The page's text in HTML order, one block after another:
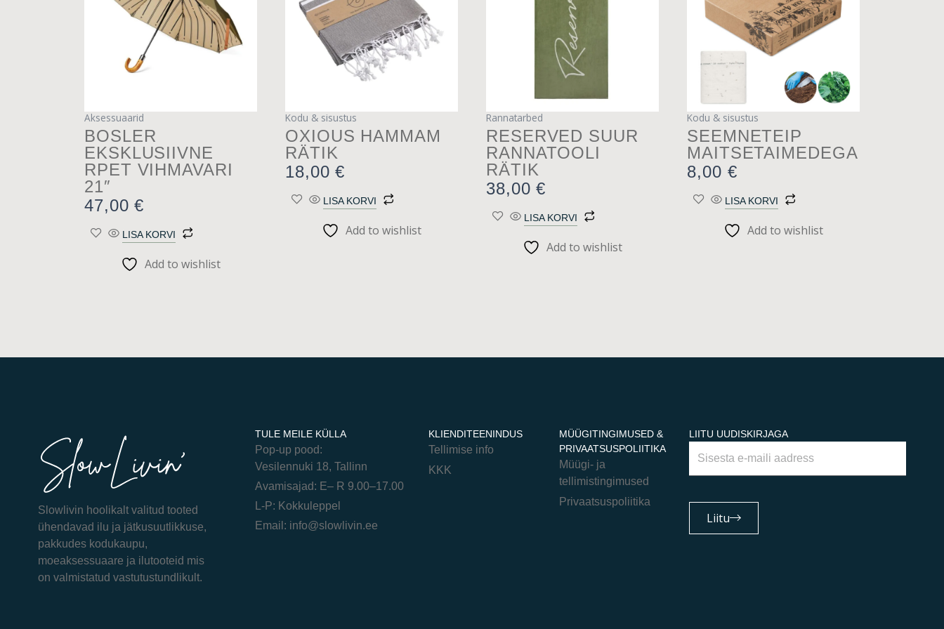
Aksessuaarid
BOSLER
EKSKLUSIIVNE
RPET VIHMAVARI
21″
47,00€
LISA KORVI
Add to wishlist
Kodu & sisustus
OXIOUS HAMMAM
RÄTIK
18,00€
LISA KORVI
Add to wishlist
Rannatarbed
RESERVED SUUR
RANNATOOLI
RÄTIK
38,00€
LISA KORVI
Add to wishlist
Kodu & sisustus
SEEMNETEIP
MAITSETAIMEDEGA
8,00 €
LISA KORVI
Add to wishlist
Slowlivin hoolikalt valitud tooted
ühendavad ilu ja jätkusuutlikkuse,
pakkudes kodukaupu,
moeaksessuaare ja ilutooteid mis
on valmistatud vastutustundlikult.
TULE MEILE KÜLLA
Pop-up pood:
Vesilennuki 18, Tallinn
Avamisajad: E– R 9.00–17.00
L-P: Kokkuleppel
Email: info@slowlivin.ee
KLIENDITEENINDUS
Tellimise info
KKK
MÜÜGITINGIMUSED &
PRIVAATSUSPOLIITIKA
Müügi- ja
tellimistingimused
Privaatsuspoliitika
LIITU UUDISKIRJAGA
Liitu